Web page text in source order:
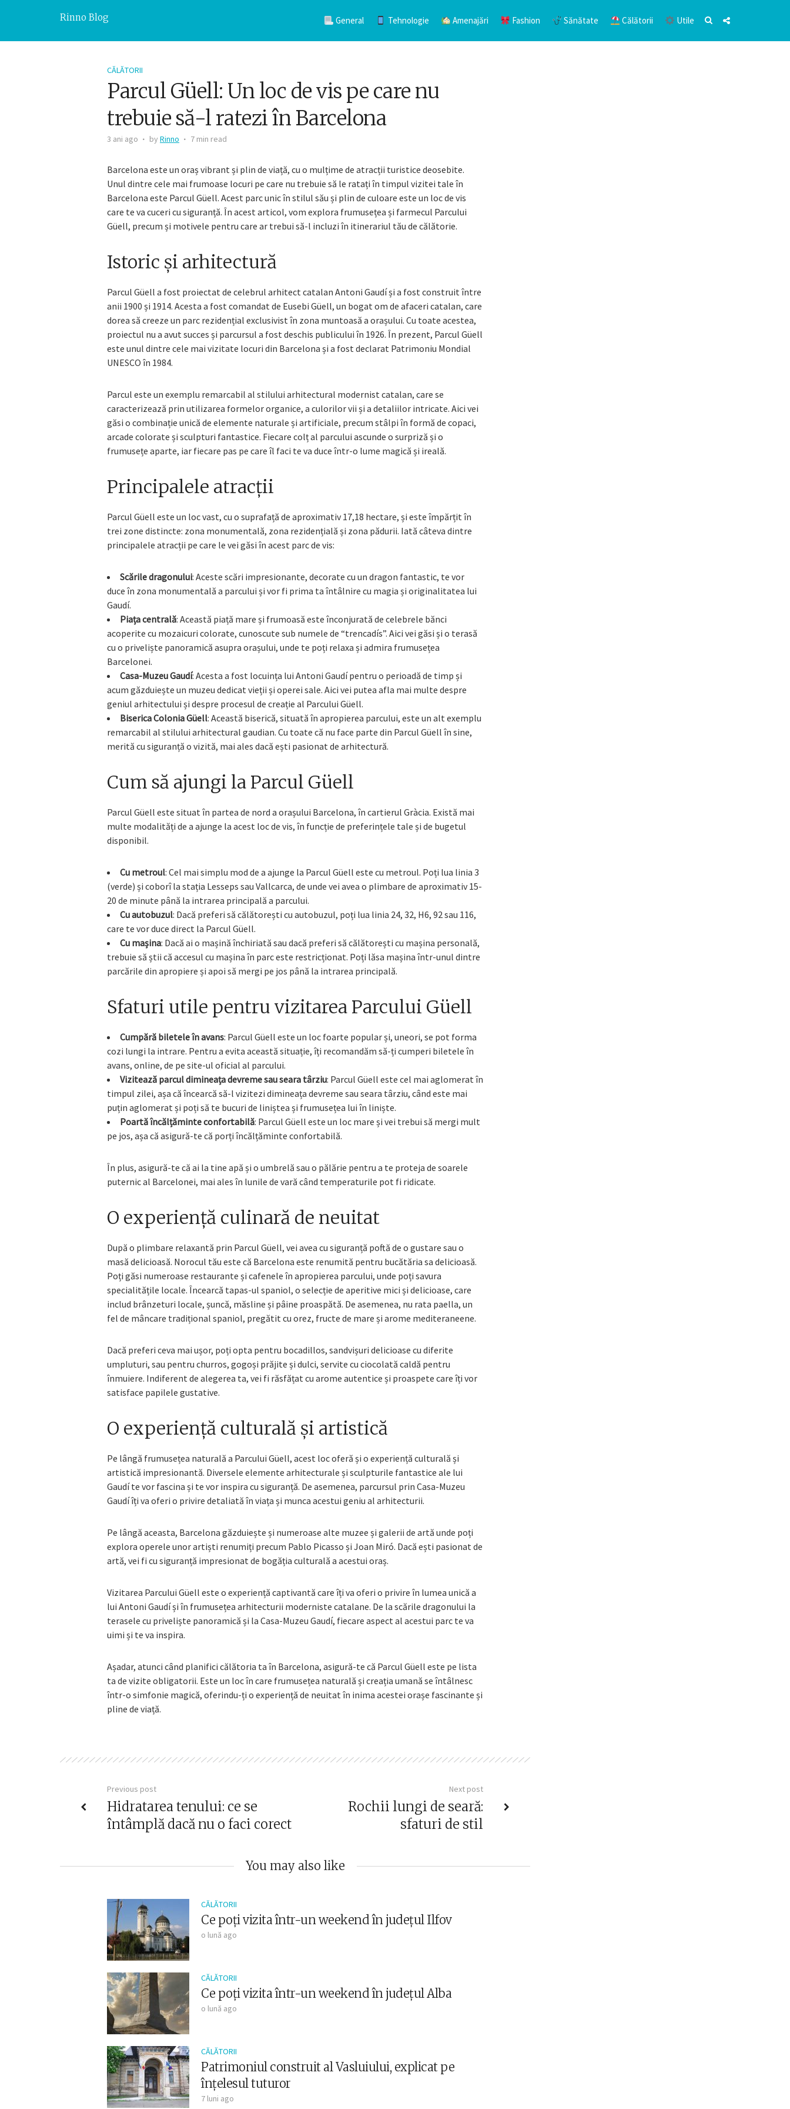
Rinno Blog General Tehnologie Amenajări Fashion Sănătate Călătorii Utile
CĂLĂTORII
Parcul Güell: Un loc de vis pe care nu
trebuie să-l ratezi în Barcelona
3 ani ago by Rinno 7 min read
Barcelona este un oraș vibrant și plin de viață, cu o mulțime de atracții turistice deosebite.
Unul dintre cele mai frumoase locuri pe care nu trebuie să le ratați în timpul vizitei tale în
Barcelona este Parcul Güell. Acest parc unic în stilul său și plin de culoare este un loc de vis
care te va cuceri cu siguranță. În acest articol, vom explora frumusețea și farmecul Parcului
Güell, precum și motivele pentru care ar trebui să-l incluzi în itinerariul tău de călătorie.
Istoric și arhitectură
Parcul Güell a fost proiectat de celebrul arhitect catalan Antoni Gaudí și a fost construit între
anii 1900 și 1914. Acesta a fost comandat de Eusebi Güell, un bogat om de afaceri catalan, care
dorea să creeze un parc rezidențial exclusivist în zona muntoasă a orașului. Cu toate acestea,
proiectul nu a avut succes și parcursul a fost deschis publicului în 1926. În prezent, Parcul Güell
este unul dintre cele mai vizitate locuri din Barcelona și a fost declarat Patrimoniu Mondial
UNESCO în 1984.
Parcul este un exemplu remarcabil al stilului arhitectural modernist catalan, care se
caracterizează prin utilizarea formelor organice, a culorilor vii și a detaliilor intricate. Aici vei
găsi o combinație unică de elemente naturale și artificiale, precum stâlpi în formă de copaci,
arcade colorate și sculpturi fantastice. Fiecare colț al parcului ascunde o surpriză și o
frumusețe aparte, iar fiecare pas pe care îl faci te va duce într-o lume magică și ireală.
Principalele atracții
Parcul Güell este un loc vast, cu o suprafață de aproximativ 17,18 hectare, și este împărțit în
trei zone distincte: zona monumentală, zona rezidențială și zona pădurii. Iată câteva dintre
principalele atracții pe care le vei găsi în acest parc de vis:
Scările dragonului: Aceste scări impresionante, decorate cu un dragon fantastic, te vor
duce în zona monumentală a parcului și vor fi prima ta întâlnire cu magia și originalitatea lui
Gaudí.
Piața centrală: Această piață mare și frumoasă este înconjurată de celebrele bănci
acoperite cu mozaicuri colorate, cunoscute sub numele de “trencadís”. Aici vei găsi și o terasă
cu o priveliște panoramică asupra orașului, unde te poți relaxa și admira frumusețea
Barcelonei.
Casa-Muzeu Gaudí: Acesta a fost locuința lui Antoni Gaudí pentru o perioadă de timp și
acum găzduiește un muzeu dedicat vieții și operei sale. Aici vei putea afla mai multe despre
geniul arhitectului și despre procesul de creație al Parcului Güell.
Biserica Colonia Güell: Această biserică, situată în apropierea parcului, este un alt exemplu
remarcabil al stilului arhitectural gaudian. Cu toate că nu face parte din Parcul Güell în sine,
merită cu siguranță o vizită, mai ales dacă ești pasionat de arhitectură.
Cum să ajungi la Parcul Güell
Parcul Güell este situat în partea de nord a orașului Barcelona, în cartierul Gràcia. Există mai
multe modalități de a ajunge la acest loc de vis, în funcție de preferințele tale și de bugetul
disponibil.
Cu metroul: Cel mai simplu mod de a ajunge la Parcul Güell este cu metroul. Poți lua linia 3
(verde) și coborî la stația Lesseps sau Vallcarca, de unde vei avea o plimbare de aproximativ 15-
20 de minute până la intrarea principală a parcului.
Cu autobuzul: Dacă preferi să călătorești cu autobuzul, poți lua linia 24, 32, H6, 92 sau 116,
care te vor duce direct la Parcul Güell.
Cu mașina: Dacă ai o mașină închiriată sau dacă preferi să călătorești cu mașina personală,
trebuie să știi că accesul cu mașina în parc este restricționat. Poți lăsa mașina într-unul dintre
parcările din apropiere și apoi să mergi pe jos până la intrarea principală.
Sfaturi utile pentru vizitarea Parcului Güell
Cumpără biletele în avans: Parcul Güell este un loc foarte popular și, uneori, se pot forma
cozi lungi la intrare. Pentru a evita această situație, îți recomandăm să-ți cumperi biletele în
avans, online, de pe site-ul oficial al parcului.
Vizitează parcul dimineața devreme sau seara târziu: Parcul Güell este cel mai aglomerat în
timpul zilei, așa că încearcă să-l vizitezi dimineața devreme sau seara târziu, când este mai
puțin aglomerat și poți să te bucuri de liniștea și frumusețea lui în liniște.
Poartă încălțăminte confortabilă: Parcul Güell este un loc mare și vei trebui să mergi mult
pe jos, așa că asigură-te că porți încălțăminte confortabilă.
În plus, asigură-te că ai la tine apă și o umbrelă sau o pălărie pentru a te proteja de soarele
puternic al Barcelonei, mai ales în lunile de vară când temperaturile pot fi ridicate.
O experiență culinară de neuitat
După o plimbare relaxantă prin Parcul Güell, vei avea cu siguranță poftă de o gustare sau o
masă delicioasă. Norocul tău este că Barcelona este renumită pentru bucătăria sa delicioasă.
Poți găsi numeroase restaurante și cafenele în apropierea parcului, unde poți savura
specialitățile locale. Încearcă tapas-ul spaniol, o selecție de aperitive mici și delicioase, care
includ brânzeturi locale, șuncă, măsline și pâine proaspătă. De asemenea, nu rata paella, un
fel de mâncare tradițional spaniol, pregătit cu orez, fructe de mare și arome mediteraneene.
Dacă preferi ceva mai ușor, poți opta pentru bocadillos, sandvișuri delicioase cu diferite
umpluturi, sau pentru churros, gogoși prăjite și dulci, servite cu ciocolată caldă pentru
înmuiere. Indiferent de alegerea ta, vei fi răsfățat cu arome autentice și proaspete care îți vor
satisface papilele gustative.
O experiență culturală și artistică
Pe lângă frumusețea naturală a Parcului Güell, acest loc oferă și o experiență culturală și
artistică impresionantă. Diversele elemente arhitecturale și sculpturile fantastice ale lui
Gaudí te vor fascina și te vor inspira cu siguranță. De asemenea, parcursul prin Casa-Muzeu
Gaudí îți va oferi o privire detaliată în viața și munca acestui geniu al arhitecturii.
Pe lângă aceasta, Barcelona găzduiește și numeroase alte muzee și galerii de artă unde poți
explora operele unor artiști renumiți precum Pablo Picasso și Joan Miró. Dacă ești pasionat de
artă, vei fi cu siguranță impresionat de bogăția culturală a acestui oraș.
Vizitarea Parcului Güell este o experiență captivantă care îți va oferi o privire în lumea unică a
lui Antoni Gaudí și în frumusețea arhitecturii moderniste catalane. De la scările dragonului la
terasele cu priveliște panoramică și la Casa-Muzeu Gaudí, fiecare aspect al acestui parc te va
uimi și te va inspira.
Așadar, atunci când planifici călătoria ta în Barcelona, asigură-te că Parcul Güell este pe lista
ta de vizite obligatorii. Este un loc în care frumusețea naturală și creația umană se întâlnesc
într-o simfonie magică, oferindu-ți o experiență de neuitat în inima acestei orașe fascinante și
pline de viață.
Previous post
Hidratarea tenului: ce se
întâmplă dacă nu o faci corect
Next post
Rochii lungi de seară:
sfaturi de stil
You may also like
CĂLĂTORII
Ce poți vizita într-un weekend în județul Ilfov
o lună ago
CĂLĂTORII
Ce poți vizita într-un weekend în județul Alba
o lună ago
CĂLĂTORII
Patrimoniul construit al Vasluiului, explicat pe
înțelesul tuturor
7 luni ago